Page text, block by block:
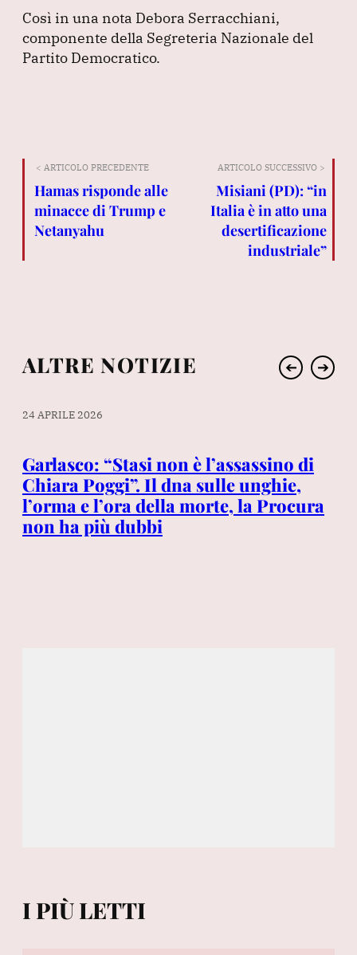
Così in una nota Debora Serracchiani,
componente della Segreteria Nazionale del
Partito Democratico.
< ARTICOLO PRECEDENTE
Hamas risponde alle
minacce di Trump e
Netanyahu
ARTICOLO SUCCESSIVO >
Misiani (PD): “in
Italia è in atto una
desertificazione
industriale”
ALTRE NOTIZIE ➔ ➔
24 APRILE 2026
Garlasco: “Stasi non è l’assassino di
Chiara Poggi”. Il dna sulle unghie,
l’orma e l’ora della morte, la Procura
non ha più dubbi
I PIÙ LETTI